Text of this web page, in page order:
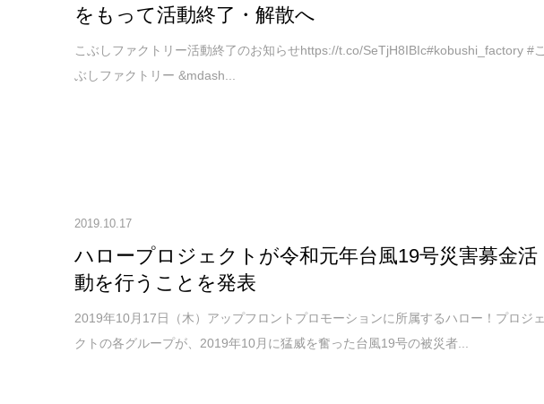
をもって活動終了・解散へ
こぶしファクトリー活動終了のお知らせhttps://t.co/SeTjH8IBIc#kobushi_factory #こ
ぶしファクトリー &mdash...
2019.10.17
ハロープロジェクトが令和元年台風19号災害募金活
動を行うことを発表
2019年10月17日（木）アップフロントプロモーションに所属するハロー！プロジェ
クトの各グループが、2019年10月に猛威を奮った台風19号の被災者...